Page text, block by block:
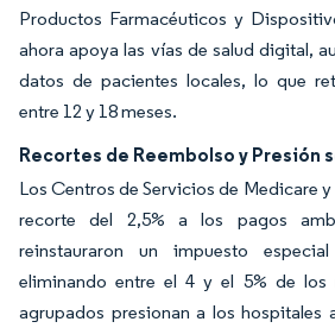
Productos Farmacéuticos y
ahora apoya las vías de salud digital,
datos de pacientes locales, lo que
entre 12 y 18 meses.
Recortes de Reembolso y Presión
Los Centros de Servicios de Medicare
recorte del 2,5% a los pagos
reinstauraron un impuesto
eliminando entre el 4 y el 5% de los
agrupados presionan a los hospitales